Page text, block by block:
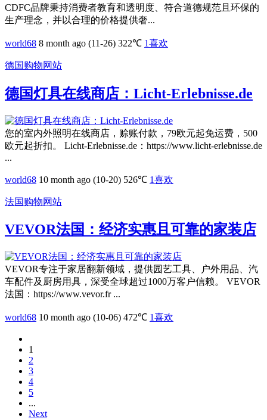
CDFC品牌秉持消费者教育和透明度、符合道德规范且环保的
生产理念，并以合理的价格提供奢...
world68 8 month ago (11-26) 322℃ 1喜欢
德国购物网站
德国灯具在线商店：Licht-Erlebnisse.de
您的室内外照明在线商店，赊账付款，79欧元起免运费，500
欧元起折扣。 Licht-Erlebnisse.de：https://www.licht-erlebnisse.de
...
world68 10 month ago (10-20) 526℃ 1喜欢
法国购物网站
VEVOR法国：经济实惠且可靠的家装店
VEVOR专注于家居翻新领域，提供园艺工具、户外用品、汽
车配件及厨房用具，深受全球超过1000万客户信赖。 VEVOR
法国：https://www.vevor.fr ...
world68 10 month ago (10-06) 472℃ 1喜欢
1
2
3
4
5
...
Next